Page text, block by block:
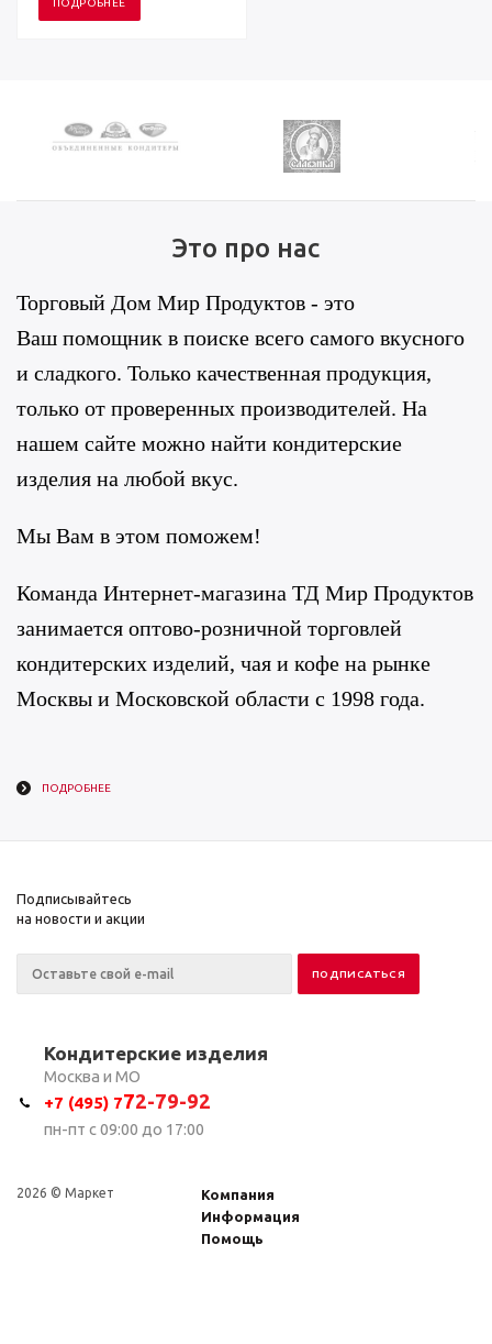
ПОДРОБНЕЕ
Это про нас
Торговый Дом Мир Продуктов - это
Ваш помощник в поиске всего самого вкусного
и сладкого. Только качественная продукция,
только от проверенных производителей. На
нашем сайте можно найти кондитерские
изделия на любой вкус.
Мы Вам в этом поможем!
Команда Интернет-магазина ТД Мир Продуктов
занимается оптово-розничной торговлей
кондитерских изделий, чая и кофе на рынке
Москвы и Московской области с 1998 года.
ПОДРОБНЕЕ
Подписывайтесь
на новости и акции
Кондитерские изделия
Москва и МО
+7 (495) 772-79-92
пн-пт с 09:00 до 17:00
2026 © Маркет
Компания
Информация
Помощь